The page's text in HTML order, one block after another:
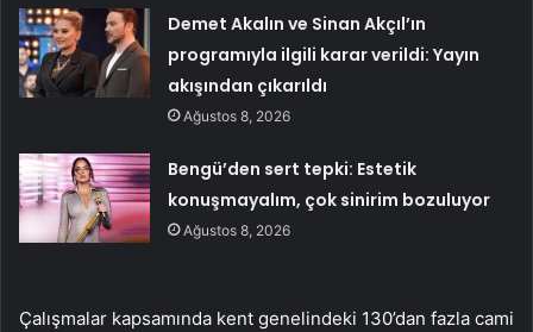
Demet Akalın ve Sinan Akçıl’ın
programıyla ilgili karar verildi: Yayın
akışından çıkarıldı
Ağustos 8, 2026
Bengü’den sert tepki: Estetik
konuşmayalım, çok sinirim bozuluyor
Ağustos 8, 2026
Çalışmalar kapsamında kent genelindeki 130’dan fazla cami